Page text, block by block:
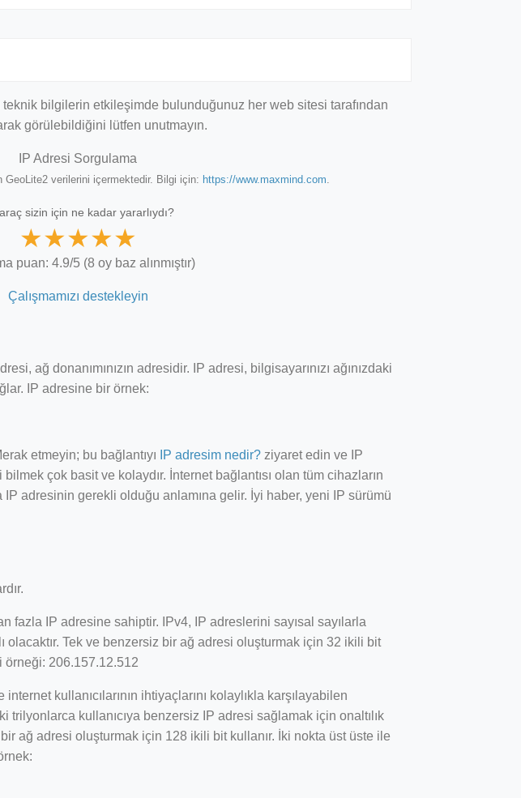
bilgilerin etkileşimde bulunduğunuz her web sitesi tarafından
görülebildiğini lütfen unutmayın.
IP Adresi Sorgulama
GeoLite2 verilerini içermektedir. Bilgi için: https://www.maxmind.com.
sizin için ne kadar yararlıydı?
★★★★★
puan: 4.9/5 (8 oy baz alınmıştır)
Çalışmamızı destekleyin
ağ donanımınızın adresidir. IP adresi, bilgisayarınızı ağınızdaki
IP adresine bir örnek:
etmeyin; bu bağlantıyı IP adresim nedir? ziyaret edin ve IP
çok basit ve kolaydır. İnternet bağlantısı olan tüm cihazların
adresinin gerekli olduğu anlamına gelir. İyi haber, yeni IP sürümü
fazla IP adresine sahiptir. IPv4, IP adreslerini sayısal sayılarla
olacaktır. Tek ve benzersiz bir ağ adresi oluşturmak için 32 ikili bit
örneği: 206.157.12.512
kullanıcılarının ihtiyaçlarını kolaylıkla karşılayabilen
kullanıcıya benzersiz IP adresi sağlamak için onaltılık
ağ adresi oluşturmak için 128 ikili bit kullanır. İki nokta üst üste ile